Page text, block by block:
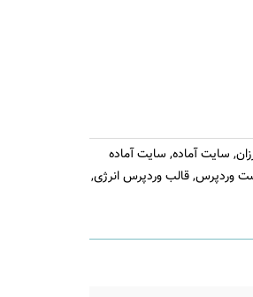
, سایت آماده, سایت آماده
وردپرس,قالب وردپرس انرژی,